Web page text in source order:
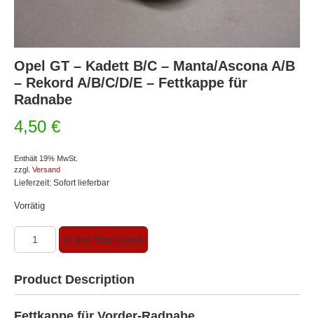
Opel GT – Kadett B/C – Manta/Ascona A/B
– Rekord A/B/C/D/E – Fettkappe für
Radnabe
4,50 €
Enthält 19% MwSt.
zzgl. Versand
Lieferzeit: Sofort lieferbar
Vorrätig
Opel
Kadett
In den Warenkorb
Product Description